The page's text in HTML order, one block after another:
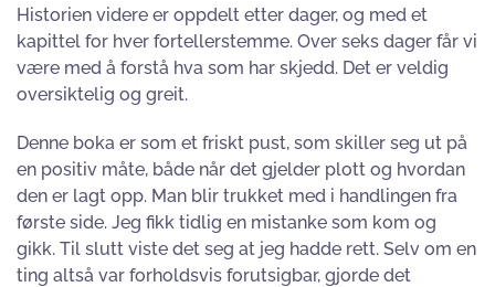
Historien videre er oppdelt etter dager, og med et
kapittel for hver fortellerstemme. Over seks dager får vi
være med å forstå hva som har skjedd. Det er veldig
oversiktelig og greit.
Denne boka er som et friskt pust, som skiller seg ut på
en positiv måte, både når det gjelder plott og hvordan
den er lagt opp. Man blir trukket med i handlingen fra
første side. Jeg fikk tidlig en mistanke som kom og
gikk. Til slutt viste det seg at jeg hadde rett. Selv om en
ting altså var forholdsvis forutsigbar, gjorde det